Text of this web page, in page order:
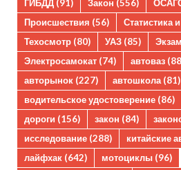
ГИБДД (91) Закон (556)
Происшествия (56) Статистика
Техосмотр (80) УАЗ (85)
Электросамокат (74) автоваз
авторынок (227) автошкола (81)
водительское удостоверение (86)
дороги (156) закон (84)
исследование (288) китайские
лайфхак (642) мотоциклы (96)